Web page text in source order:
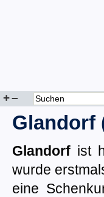
+–
Glandorf
Glandorf ist
wurde
eine